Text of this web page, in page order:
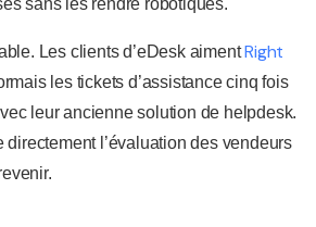
Les clients d’eDesk aimentRight
les tickets d’assistance cinq fois
leur ancienne solution de helpdesk.
directement l’évaluation des vendeurs